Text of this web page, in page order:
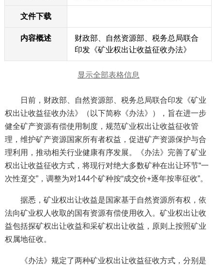
文件下载
内容概述
财政部、自然资源部、税务总局联合
印发《矿业权出让收益征收办法》
显示全部表格信息
日前，财政部、自然资源部、税务总局联合印发《矿业
权出让收益征收办法》（以下简称《办法》），旨在进一步
健全矿产资源有偿使用制度，规范矿业权出让收益征收管
理，维护矿产资源国家所有者权益，促进矿产资源保护与合
理利用，推动相关行业健康有序发展。《办法》完善了矿业
权出让收益征收方式，将现行对绝大多数矿种在出让环节“一
次性趸交”，调整为对144个矿种按“成交价+逐年按率征收”。
据悉，矿业权出让收益是国家基于自然资源所有权，依
法向矿业权人收取的国有资源有偿使用收入。矿业权出让收
益包括探矿权出让收益和采矿权出让收益，原则上按照矿业
权属地征收。
《办法》规定了两种矿业权出让收益征收方式，分别是